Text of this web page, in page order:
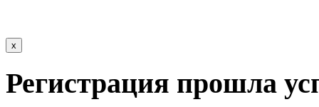
x
Регистрация прошла